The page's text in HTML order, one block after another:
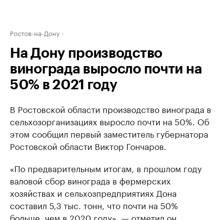
Ростов-на-Дону
На Дону производство
винограда выросло почти на
50% в 2021 году
В Ростовской области производство винограда в
сельхозорганизациях выросло почти на 50%. Об
этом сообщил первый заместитель губернатора
Ростовской области Виктор Гончаров.
«По предварительным итогам, в прошлом году
валовой сбор винограда в фермерских
хозяйствах и сельхозпредприятиях Дона
составил 5,3 тыс. тонн, что почти на 50%
больше, чем в 2020 году», — отметил он.